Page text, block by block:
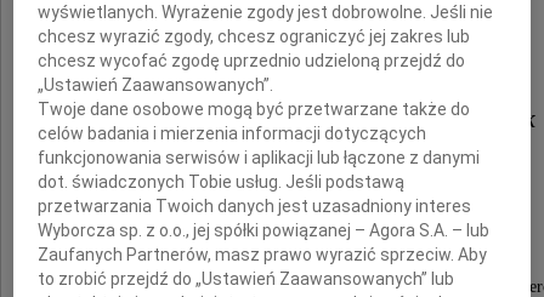
Pani dr.
Barbarze Foksie-Wojtaszczyk
oraz
Jej Rodzinie
wyrazy najgłębszego współczucia z powodu
wyświetlanych. Wyrażenie zgody jest dobrowolne. Jeśli nie
chcesz wyrazić zgody, chcesz ograniczyć jej zakres lub
chcesz wycofać zgodę uprzednio udzieloną przejdź do
„Ustawień Zaawansowanych”.
Twoje dane osobowe mogą być przetwarzane także do
celów badania i mierzenia informacji dotyczących
funkcjonowania serwisów i aplikacji lub łączone z danymi
dot. świadczonych Tobie usług. Jeśli podstawą
przetwarzania Twoich danych jest uzasadniony interes
Wyborcza sp. z o.o., jej spółki powiązanej – Agora S.A. – lub
Zaufanych Partnerów, masz prawo wyrazić sprzeciw. Aby
to zrobić przejdź do „Ustawień Zaawansowanych” lub